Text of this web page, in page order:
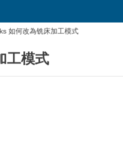
如何改為铣床加工模式
工模式